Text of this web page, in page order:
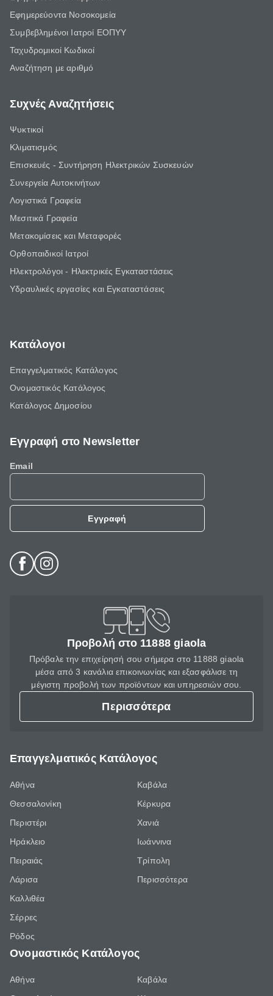
Εφημερεύοντα Νοσοκομεία
Συμβεβλημένοι Ιατροί ΕΟΠΥΥ
Ταχυδρομικοί Κωδικοί
Αναζήτηση με αριθμό
Συχνές Αναζητήσεις
Ψυκτικοί
Κλιματισμός
Επισκευές - Συντήρηση Ηλεκτρικών Συσκευών
Συνεργεία Αυτοκινήτων
Λογιστικά Γραφεία
Μεσιτικά Γραφεία
Μετακομίσεις και Μεταφορές
Ορθοπαιδικοί Ιατροί
Ηλεκτρολόγοι - Ηλεκτρικές Εγκαταστάσεις
Υδραυλικές εργασίες και Εγκαταστάσεις
Κατάλογοι
Επαγγελματικός Κατάλογος
Ονομαστικός Κατάλογος
Κατάλογος Δημοσίου
Εγγραφή στο Newsletter
Email
Εγγραφή
Προβολή στο 11888 giaola
Πρόβαλε την επιχείρησή σου σήμερα στο 11888 giaola
μέσα από 3 κανάλια επικοινωνίας και εξασφάλισε τη
μέγιστη προβολή των προϊόντων και υπηρεσιών σου.
Περισσότερα
Επαγγελματικός Κατάλογος
Αθήνα
Θεσσαλονίκη
Περιστέρι
Ηράκλειο
Πειραιάς
Λάρισα
Καλλιθέα
Σέρρες
Ρόδος
Καβάλα
Κέρκυρα
Χανιά
Ιωάννινα
Τρίπολη
Περισσότερα
Ονομαστικός Κατάλογος
Αθήνα
Καβάλα